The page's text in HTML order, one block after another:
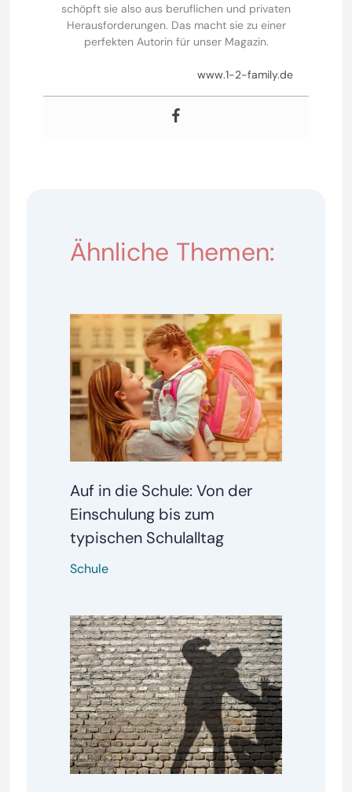
schöpft sie also aus beruflichen und privaten
Herausforderungen. Das macht sie zu einer
perfekten Autorin für unser Magazin.
www.1-2-family.de
Ähnliche Themen:
Auf in die Schule: Von der
Einschulung bis zum
typischen Schulalltag
Schule